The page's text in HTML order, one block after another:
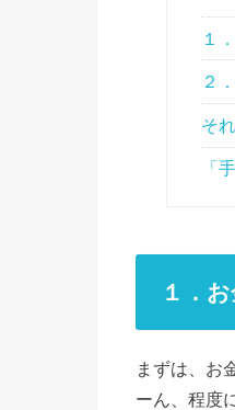
１
２
そ
「
１．
まずは、お
ーん、程度